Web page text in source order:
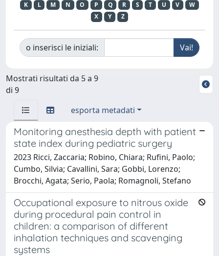
K
L M N O P Q R S T U V
W
X
Y Z
o inserisci le iniziali:
Mostrati risultati da 5 a 9
di 9
esporta metadati
Monitoring anesthesia depth with patient
state index during pediatric surgery
2023 Ricci, Zaccaria; Robino, Chiara; Rufini, Paolo;
Cumbo, Silvia; Cavallini, Sara; Gobbi, Lorenzo;
Brocchi, Agata; Serio, Paola; Romagnoli, Stefano
Occupational exposure to nitrous oxide
during procedural pain control in
children: a comparison of different
inhalation techniques and scavenging
systems